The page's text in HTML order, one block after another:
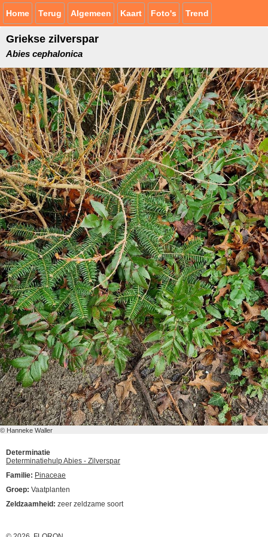
Home Terug Algemeen Kaart Foto's Trend
Griekse zilverspar
Abies cephalonica
© Hanneke Waller
Determinatie
Determinatiehulp Abies - Zilverspar
Familie: Pinaceae
Groep: Vaatplanten
Zeldzaamheid: zeer zeldzame soort